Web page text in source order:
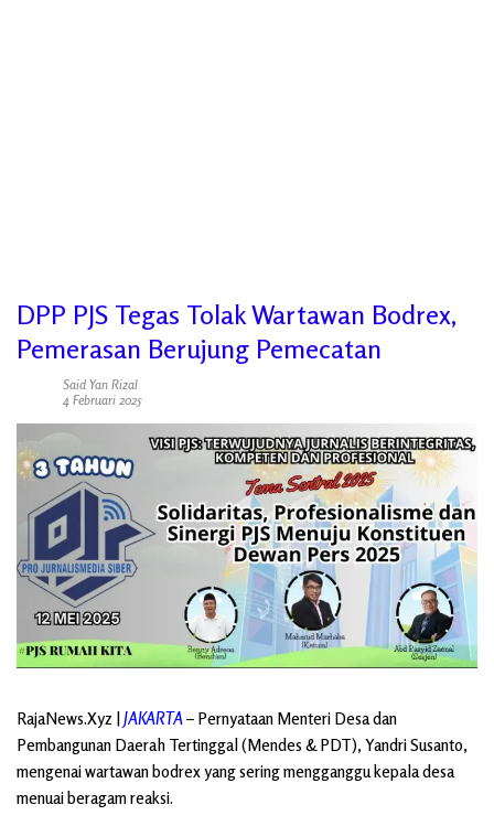
DPP PJS Tegas Tolak Wartawan Bodrex,
Pemerasan Berujung Pemecatan
Said Yan Rizal
4 Februari 2025
RajaNews.Xyz |JAKARTA– Pernyataan Menteri Desa dan
Pembangunan Daerah Tertinggal (Mendes & PDT), Yandri Susanto,
mengenai wartawan bodrex yang sering mengganggu kepala desa
menuai beragam reaksi.